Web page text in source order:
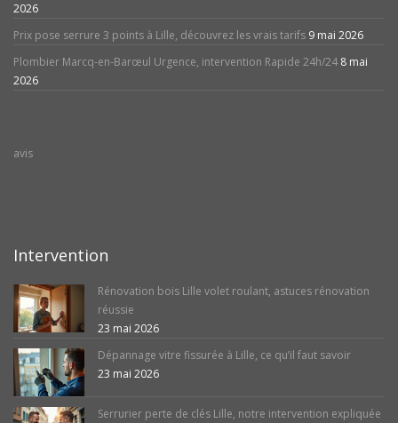
2026
Prix pose serrure 3 points à Lille, découvrez les vrais tarifs 9 mai 2026
Plombier Marcq-en-Barœul Urgence, intervention Rapide 24h/24 8 mai
2026
avis
Intervention
Rénovation bois Lille volet roulant, astuces rénovation
réussie
23 mai 2026
Dépannage vitre fissurée à Lille, ce qu’il faut savoir
23 mai 2026
Serrurier perte de clés Lille, notre intervention expliquée